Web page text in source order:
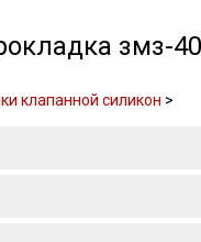
змз-
клапанной силикон >